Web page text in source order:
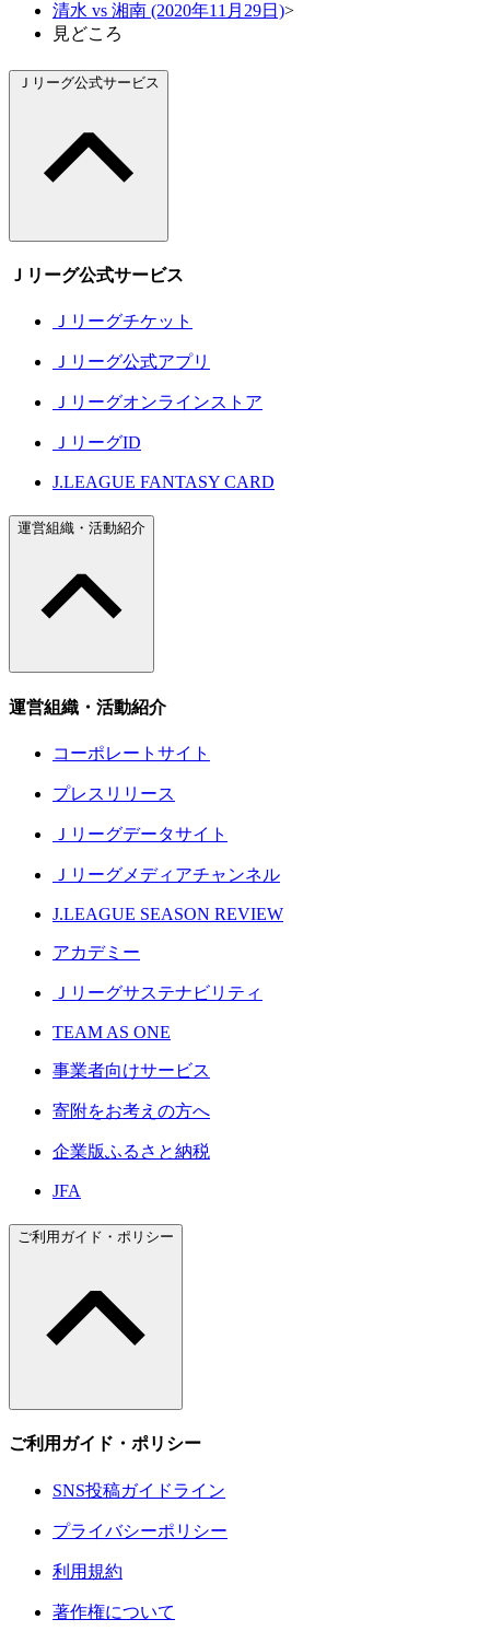
清水 vs 湘南 (2020年11月29日)>
見どころ
Ｊリーグ公式サービス
Ｊリーグ公式サービス
Ｊリーグチケット
Ｊリーグ公式アプリ
Ｊリーグオンラインストア
ＪリーグID
J.LEAGUE FANTASY CARD
運営組織・活動紹介
運営組織・活動紹介
コーポレートサイト
プレスリリース
Ｊリーグデータサイト
Ｊリーグメディアチャンネル
J.LEAGUE SEASON REVIEW
アカデミー
Ｊリーグサステナビリティ
TEAM AS ONE
事業者向けサービス
寄附をお考えの方へ
企業版ふるさと納税
JFA
ご利用ガイド・ポリシー
ご利用ガイド・ポリシー
SNS投稿ガイドライン
プライバシーポリシー
利用規約
著作権について